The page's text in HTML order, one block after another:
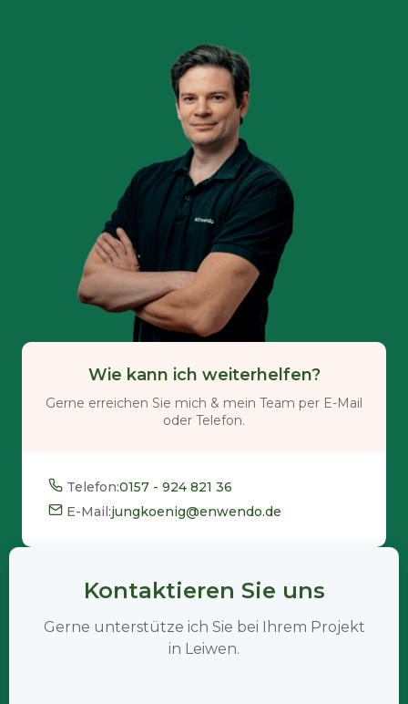
Wie kann ich weiterhelfen?
Gerne erreichen Sie mich & mein Team per E-Mail
oder Telefon.
Telefon:0157 - 924 821 36
E-Mail:jungkoenig@enwendo.de
Kontaktieren Sie uns
Gerne unterstütze ich Sie bei Ihrem Projekt
in Leiwen.